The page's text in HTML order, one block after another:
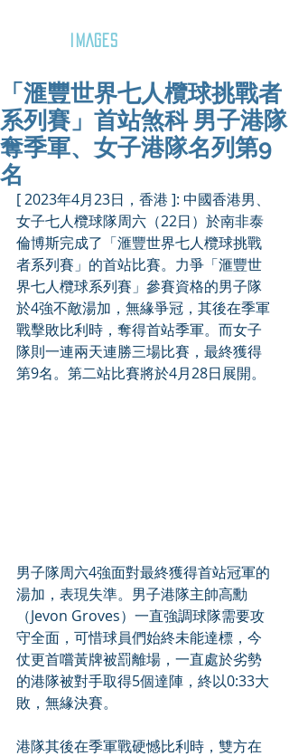
IMAGES
「滙豐世界七人欖球挑戰者
系列賽」首站煞科 男子港隊
奪季軍、女子港隊名列第9
名
[ 2023年4月23日，香港 ]: 中國香港男、
女子七人欖球隊周六（22日）於南非泰
倫博斯完成了「滙豐世界七人欖球挑戰
者系列賽」的首站比賽。力爭「滙豐世
界七人欖球系列賽」參賽資格的男子隊
於4強不敵湯加，無緣爭冠，其後在季軍
戰擊敗比利時，奪得首站季軍。而女子
隊則一連兩天連勝三場比賽，最終獲得
第9名。第二站比賽將於4月28日展開。
男子隊周六4強面對最終獲得首站冠軍的
湯加，表現失準。男子港隊主帥高勳
（Jevon Groves）一直強調球隊需要攻
守全面，可惜球員們始終未能達標，今
仗更首嚐黃牌被罰離場，一直處於劣勢
的港隊被對手取得5個達陣，終以0:33大
敗，無緣決賽。
港隊其後在季軍戰硬憾比利時，雙方在